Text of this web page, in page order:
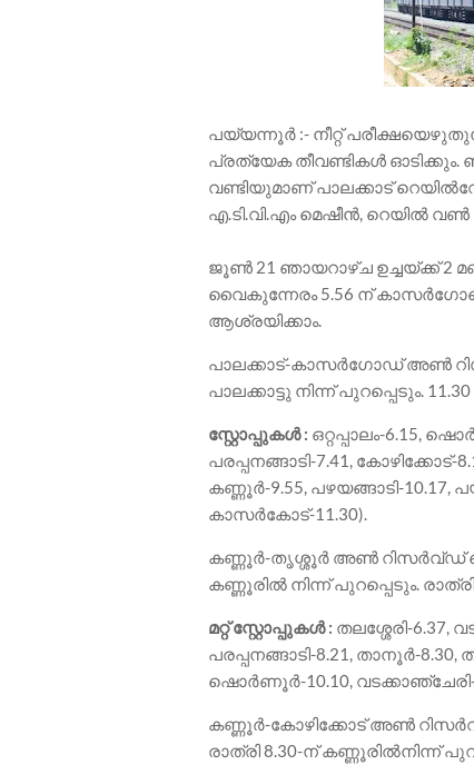
പയ്യന്നൂർ :- നീറ്റ്
പ്രത്യേക തീവണ്ടികൾ
വണ്ടിയുമാണ് പാലക്കാട്
എ.ടി.വി.എം മെഷീൻ, റെയിൽ വൺ
ജൂൺ 21 ഞായറാഴ്ച ഉച്ചയ്ക്ക് 2
വൈകുന്നേരം 5.56 ന്
ആശ്രയിക്കാം.
പാലക്കാട്-കാസർഗോഡ് അൺ
പാലക്കാട്ടു നിന്ന് പുറപ്പെടും.
സ്റ്റോപ്പുകൾ : ഒറ്റപ്പാലം-6.15,
പരപ്പനങ്ങാടി-7.41, കോഴിക്കോട്-
കണ്ണൂർ-9.55, പഴയങ്ങാടി-
കാസർകോട്-11.30).
കണ്ണൂർ-തൃശ്ശൂർ അൺ റിസർവ്ഡ്
കണ്ണൂരിൽ നിന്ന് പുറപ്പെടും.
മറ്റ് സ്റ്റോപ്പുകൾ : തലശ്ശേരി-6.37,
പരപ്പനങ്ങാടി-8.21, താനൂർ-8.30,
ഷൊർണൂർ-10.10, വടക്കാഞ്ചേരി-
കണ്ണൂർ-കോഴിക്കോട് അൺ
രാത്രി 8.30-ന് കണ്ണൂരിൽനിന്ന്